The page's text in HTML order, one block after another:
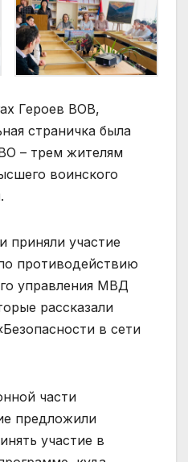
Героев ВОВ,
страничка была
– трем жителям
воинского
приняли участие
противодействию
управления МВД
рассказали
в сети
части
предложили
участие в